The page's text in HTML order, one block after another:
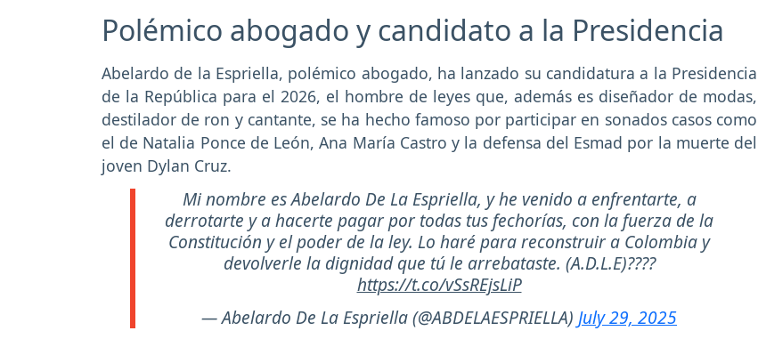
Polémico abogado y candidato a la Presidencia
Abelardo de la Espriella, polémico abogado, ha lanzado su candidatura a la Presidencia
de la República para el 2026, el hombre de leyes que, además es diseñador de modas,
destilador de ron y cantante, se ha hecho famoso por participar en sonados casos como
el de Natalia Ponce de León, Ana María Castro y la defensa del Esmad por la muerte del
joven Dylan Cruz.
Mi nombre es Abelardo De La Espriella, y he venido a enfrentarte, a
derrotarte y a hacerte pagar por todas tus fechorías, con la fuerza de la
Constitución y el poder de la ley. Lo haré para reconstruir a Colombia y
devolverle la dignidad que tú le arrebataste. (A.D.L.E)????
https://t.co/vSsREjsLiP
— Abelardo De La Espriella (@ABDELAESPRIELLA) July 29, 2025